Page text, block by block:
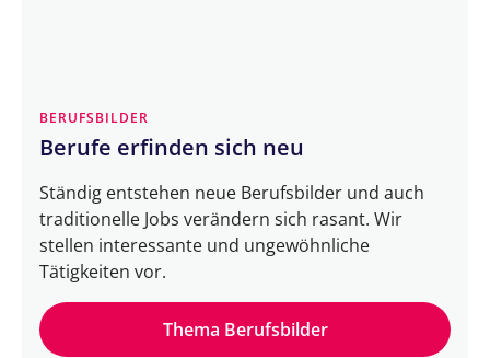
BERUFSBILDER
Berufe erfinden sich neu
Ständig entstehen neue Berufsbilder und auch
traditionelle Jobs verändern sich rasant. Wir
stellen interessante und ungewöhnliche
Tätigkeiten vor.
Thema Berufsbilder